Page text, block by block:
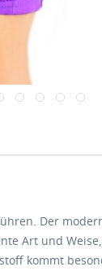
Der
Art und
kommt